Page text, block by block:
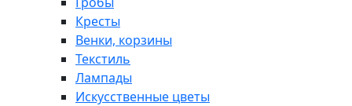
Кресты
Венки, корзины
Текстиль
Лампады
Искусственные цветы